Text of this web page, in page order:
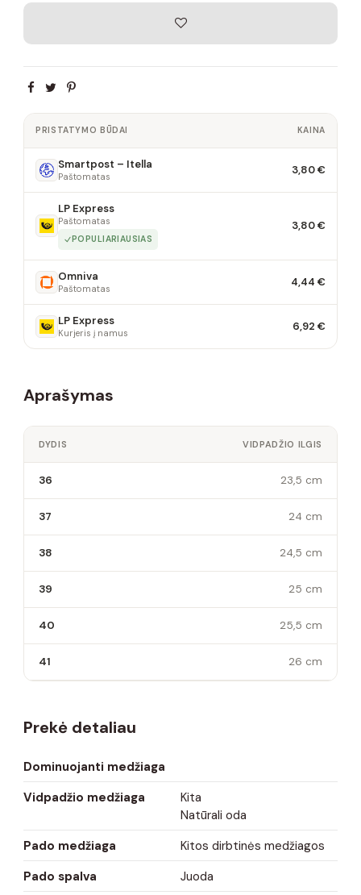
PRISTATYMO BŪDAI KAINA
Smartpost – Itella
Paštomatas 3,80 €
LP Express
Paštomatas
POPULIARIAUSIAS
3,80 €
Omniva
Paštomatas 4,44 €
LP Express
Kurjeris į namus 6,92 €
Aprašymas
DYDIS VIDPADŽIO ILGIS
36 23,5 cm
37 24 cm
38 24,5 cm
39 25 cm
40 25,5 cm
41 26 cm
Prekė detaliau
Dominuojanti medžiaga
Vidpadžio medžiaga
Kita
Natūrali oda
Pado medžiaga
Kitos dirbtinės medžiagos
Pado spalva
Juoda